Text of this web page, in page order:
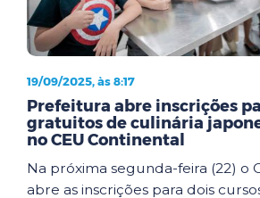
19/09/2025, às 8:17
Prefeitura abre inscrições
gratuitos de culinária
no CEU Continental
Na próxima segunda-feira (22) o
abre as inscrições para dois